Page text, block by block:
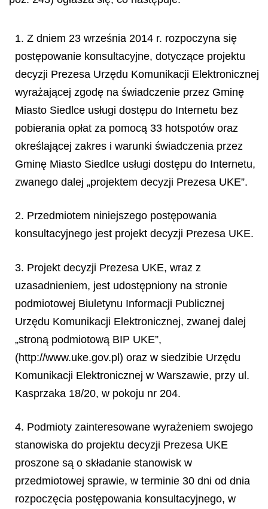
1. Z dniem 23 września 2014 r. rozpoczyna się
postępowanie konsultacyjne, dotyczące projektu
decyzji Prezesa Urzędu Komunikacji Elektronicznej
wyrażającej zgodę na świadczenie przez Gminę
Miasto Siedlce usługi dostępu do Internetu bez
pobierania opłat za pomocą 33 hotspotów oraz
określającej zakres i warunki świadczenia przez
Gminę Miasto Siedlce usługi dostępu do Internetu,
zwanego dalej „projektem decyzji Prezesa UKE”.
2. Przedmiotem niniejszego postępowania
konsultacyjnego jest projekt decyzji Prezesa UKE.
3. Projekt decyzji Prezesa UKE, wraz z
uzasadnieniem, jest udostępniony na stronie
podmiotowej Biuletynu Informacji Publicznej
Urzędu Komunikacji Elektronicznej, zwanej dalej
„stroną podmiotową BIP UKE”,
(http://www.uke.gov.pl) oraz w siedzibie Urzędu
Komunikacji Elektronicznej w Warszawie, przy ul.
Kasprzaka 18/20, w pokoju nr 204.
4. Podmioty zainteresowane wyrażeniem swojego
stanowiska do projektu decyzji Prezesa UKE
proszone są o składanie stanowisk w
przedmiotowej sprawie, w terminie 30 dni od dnia
rozpoczęcia postępowania konsultacyjnego, w